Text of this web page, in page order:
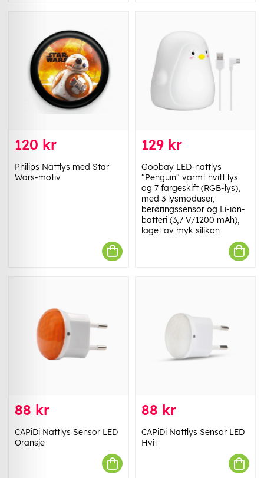
120 kr
Philips Nattlys med Star
Wars-motiv
129 kr
Goobay LED-nattlys
"Penguin" varmt hvitt lys
og 7 fargeskift (RGB-lys),
med 3 lysmoduser,
berøringssensor og Li-ion-
batteri (3,7 V/1200 mAh),
laget av myk silikon
88 kr
CAPiDi Nattlys Sensor LED
Oransje
88 kr
CAPiDi Nattlys Sensor LED
Hvit